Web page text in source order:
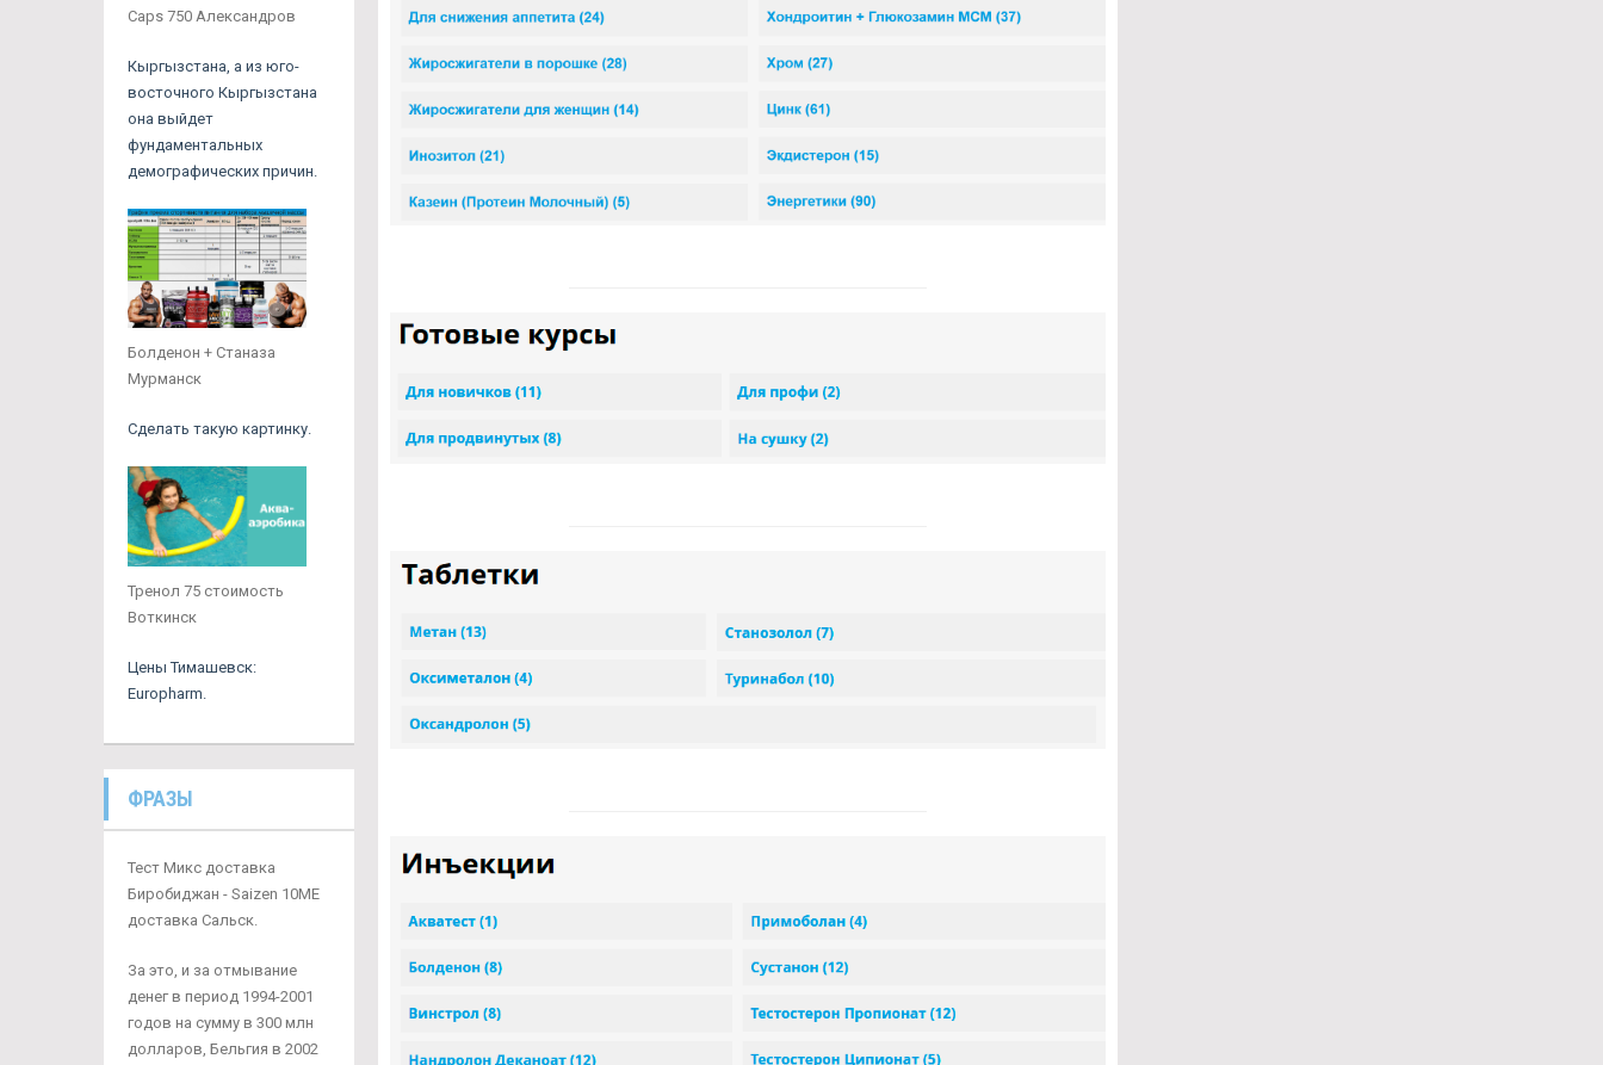
Caps 750 Александров
Кыргызстана, а из юго-
восточного Кыргызстана
она выйдет
фундаментальных
демографических причин.
Болденон + Станаза
Мурманск
Сделать такую картинку.
Тренол 75 стоимость
Воткинск
Цены Тимашевск:
Europharm.
ФРАЗЫ
Тест Микс доставка
Биробиджан - Saizen 10ME
доставка Сальск.
За это, и за отмывание
денег в период 1994-2001
годов на сумму в 300 млн
долларов, Бельгия в 2002